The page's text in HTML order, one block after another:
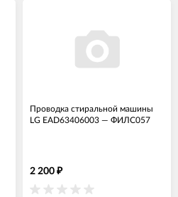
Проводка стиральной машины
LG EAD63406003 — ФИЛС057
2 200 ₽